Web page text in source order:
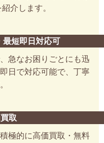
介します。
最短即日対応可
急なお困りごとにも迅
日で対応可能で、丁寧
取
極的に高価買取・無料